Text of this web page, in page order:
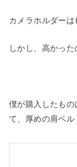
カメラホルダーは
しかし、高かった
僕が購入したも
て、厚めの肩ベル